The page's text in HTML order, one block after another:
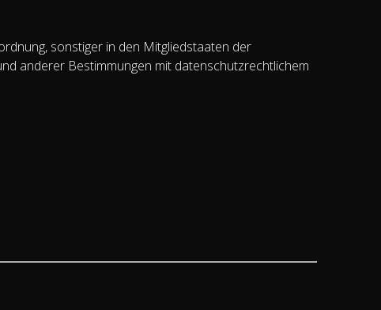
sonstiger in den Mitgliedstaaten der
anderer Bestimmungen mit datenschutzrechtlichem